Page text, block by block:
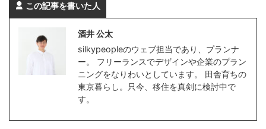
この記事を書いた人
酒井 公太
silkypeopleのウェブ担当であり、プランナ
ー。 フリーランスでデザインや企業のプラン
ニングをなりわいとしています。 田舎育ちの
東京暮らし。只今、移住を真剣に検討中で
す。